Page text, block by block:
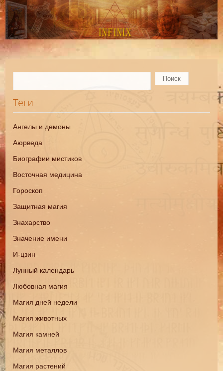
Теги
Ангелы и демоны
Аюрведа
Биографии мистиков
Восточная медицина
Гороскоп
Защитная магия
Знахарство
Значение имени
И-цзин
Лунный календарь
Любовная магия
Магия дней недели
Магия животных
Магия камней
Магия металлов
Магия растений